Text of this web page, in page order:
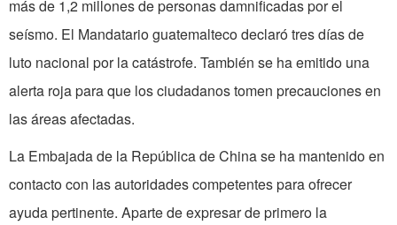
más de 1,2 millones de personas damnificadas por el
seísmo. El Mandatario guatemalteco declaró tres días de
luto nacional por la catástrofe. También se ha emitido una
alerta roja para que los ciudadanos tomen precauciones en
las áreas afectadas.
La Embajada de la República de China se ha mantenido en
contacto con las autoridades competentes para ofrecer
ayuda pertinente. Aparte de expresar de primero la